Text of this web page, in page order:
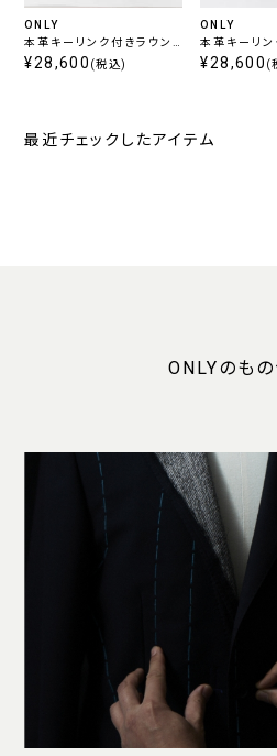
ONLY
本革キーリンク付きラウン
ドブリーフバッグ ブラック
¥28,600 (税込)
ONLY
本革キーリ
バッグ ネイ
¥28,600 (
最近チェックしたアイテム
ONLYのもの